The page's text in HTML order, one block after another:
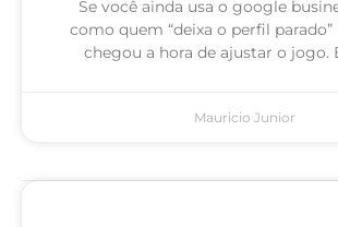
Se você ainda usa o google
como quem “deixa o perfil parado”
chegou a hora de ajustar o jogo.
Mauricio Junior